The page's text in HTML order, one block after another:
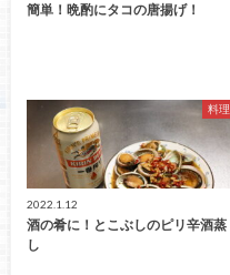
簡単！晩酌にタコの唐揚げ！
料理
2022.1.12
酒の肴に！とこぶしのピリ辛酒蒸
し